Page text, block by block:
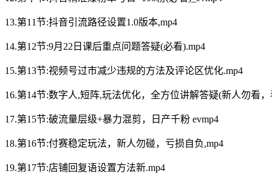
13.第11节:抖音引流路径设置1.0版本,mp4
14.第12节:9月22日课后重点问题答疑(必看).mp4
15.第13节:视频号过市减少违规的方法及评论区优化.mp4
16.第14节:数字人,短阵,玩法优化，全方位讲解答疑(新人勿看
17.第15节:破流量层级+暴力混剪，日产千粉 evmp4
18.第16节:付赛稳定玩法，新人勿碰，亏损自负,mp4
19.第17节:店铺回复语设置方法新.mp4